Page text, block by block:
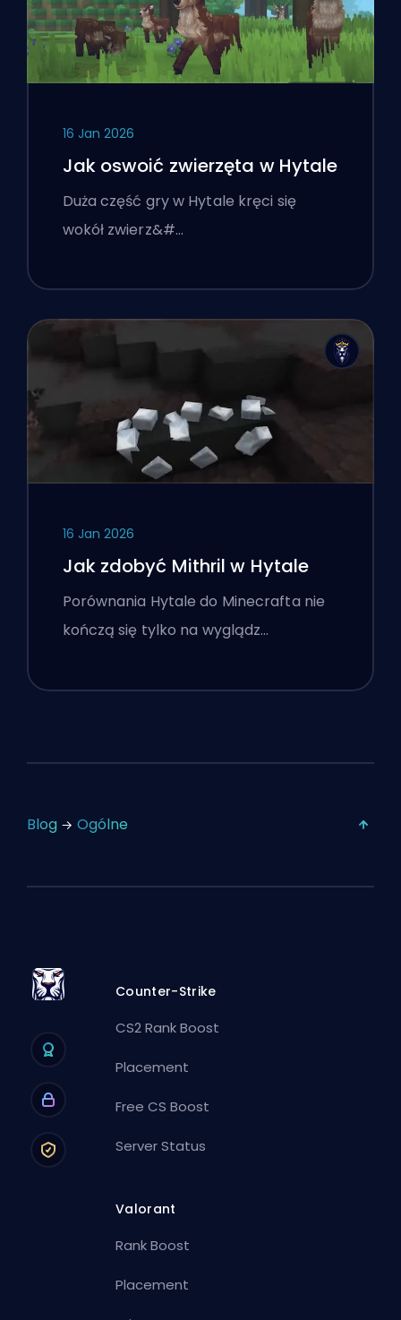
16 Jan 2026
Jak oswoić zwierzęta w Hytale
Duża część gry w Hytale kręci się
wokół zwierz&#…
16 Jan 2026
Jak zdobyć Mithril w Hytale
Porównania Hytale do Minecrafta nie
kończą się tylko na wyglądz…
Blog Ogólne
Counter-Strike
CS2 Rank Boost
Placement
Free CS Boost
Server Status
Valorant
Rank Boost
Placement